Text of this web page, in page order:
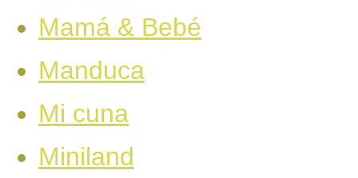
Mamá & Bebé
Manduca
Mi cuna
Miniland